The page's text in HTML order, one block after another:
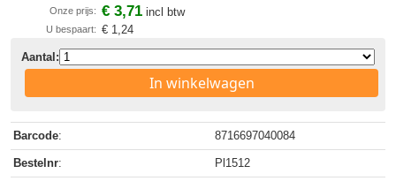
Onze prijs: € 3,71 incl btw
U bespaart: € 1,24
Aantal:
In winkelwagen
Barcode: 8716697040084
Bestelnr: Pl1512